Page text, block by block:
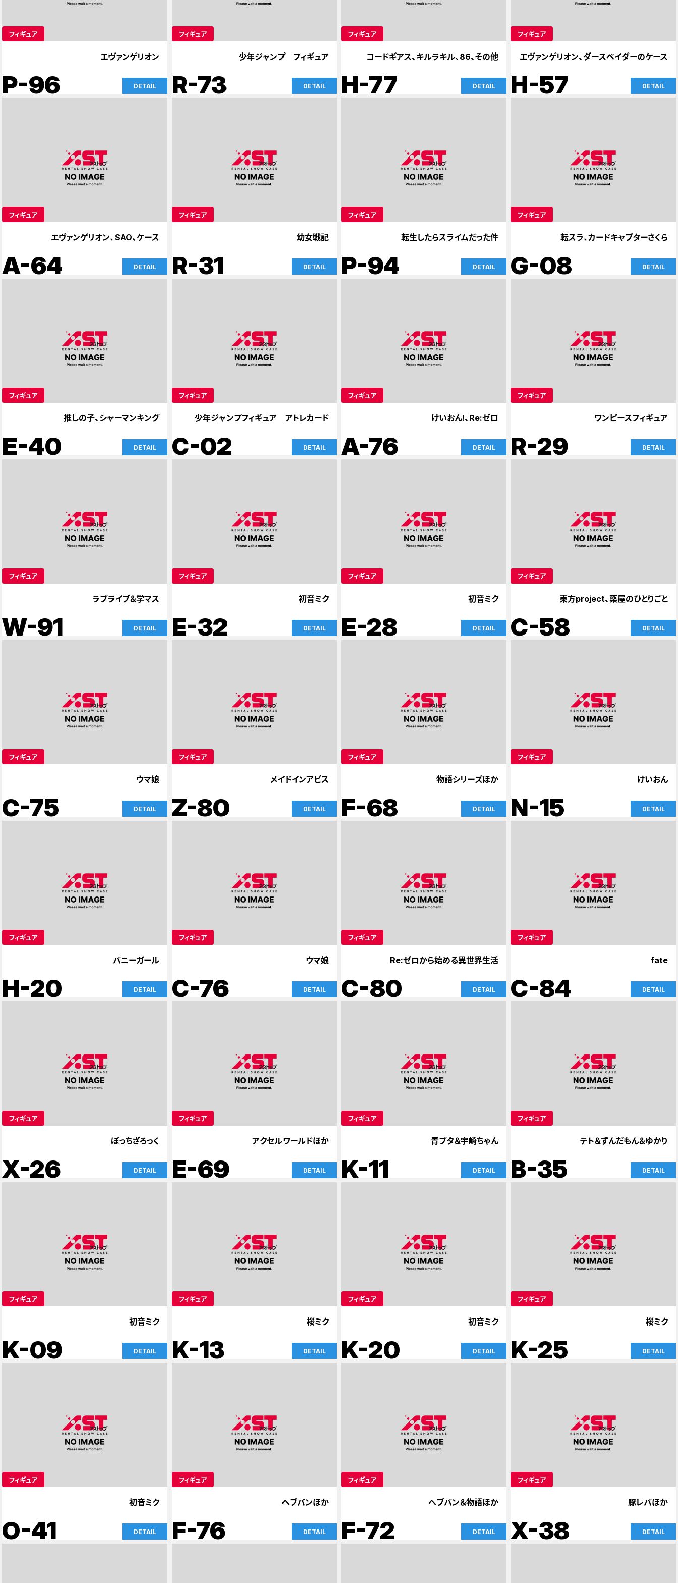
フィギュア
エヴァンゲリオン
P-96 DETAIL
フィギュア
少年ジャンプ フィギュア
R-73 DETAIL
フィギュア
コードギアス、キルラキル、86、その他
H-77 DETAIL
フィギュア
エヴァンゲリオン、ダースベイダーのケース
H-57 DETAIL
フィギュア
エヴァンゲリオン、SAO、ケース
A-64 DETAIL
フィギュア
幼女戦記
R-31 DETAIL
フィギュア
転生したらスライムだった件
P-94 DETAIL
フィギュア
転スラ、カードキャプターさくら
G-08 DETAIL
フィギュア
推しの子、シャーマンキング
E-40 DETAIL
フィギュア
少年ジャンプフィギュア アトレカード
C-02 DETAIL
フィギュア
けいおん!、Re:ゼロ
A-76 DETAIL
フィギュア
ワンピースフィギュア
R-29 DETAIL
フィギュア
ラブライブ＆学マス
W-91 DETAIL
フィギュア
初音ミク
E-32 DETAIL
フィギュア
初音ミク
E-28 DETAIL
フィギュア
東方project、薬屋のひとりごと
C-58 DETAIL
フィギュア
ウマ娘
C-75 DETAIL
フィギュア
メイドインアビス
Z-80 DETAIL
フィギュア
物語シリーズほか
F-68 DETAIL
フィギュア
けいおん
N-15 DETAIL
フィギュア
バニーガール
H-20 DETAIL
フィギュア
ウマ娘
C-76 DETAIL
フィギュア
Re:ゼロから始める異世界生活
C-80 DETAIL
フィギュア
fate
C-84 DETAIL
フィギュア
ぼっちざろっく
X-26 DETAIL
フィギュア
アクセルワールドほか
E-69 DETAIL
フィギュア
青ブタ＆宇崎ちゃん
K-11 DETAIL
フィギュア
テト＆ずんだもん＆ゆかり
B-35 DETAIL
フィギュア
初音ミク
K-09 DETAIL
フィギュア
桜ミク
K-13 DETAIL
フィギュア
初音ミク
K-20 DETAIL
フィギュア
桜ミク
K-25 DETAIL
フィギュア
初音ミク
O-41 DETAIL
フィギュア
ヘブバンほか
F-76 DETAIL
フィギュア
ヘブバン＆物語ほか
F-72 DETAIL
フィギュア
豚レバほか
X-38 DETAIL